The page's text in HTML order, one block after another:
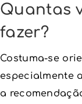
Quantas
fazer?
Costuma-se
especialmente
a